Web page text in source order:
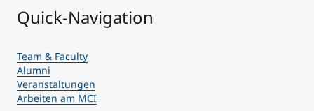
Quick-Navigation
Team & Faculty
Alumni
Veranstaltungen
Arbeiten am MCI